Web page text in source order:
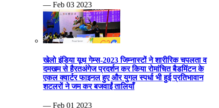
— Feb 03 2023
खेलो इंडिया यूथ गेम्स-2023 जिम्नास्टों ने शारीरिक चपलता व
दमखम से हैरतअंगेज प्रदर्शन कर किया रोमांचित बैडमिंटन के
एकल क्वार्टर फाइनल हुए और युगल स्पर्धा भी हुई प्रतिभावान
शटलरों ने जम कर बजवाईं तालियाँ
— Feb 01 2023